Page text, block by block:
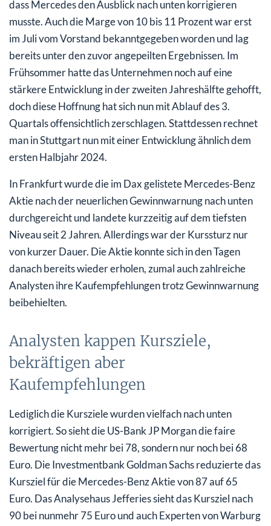
dass Mercedes den Ausblick nach unten korrigieren
musste. Auch die Marge von 10 bis 11 Prozent war erst
im Juli vom Vorstand bekanntgegeben worden und lag
bereits unter den zuvor angepeilten Ergebnissen. Im
Frühsommer hatte das Unternehmen noch auf eine
stärkere Entwicklung in der zweiten Jahreshälfte gehofft,
doch diese Hoffnung hat sich nun mit Ablauf des 3.
Quartals offensichtlich zerschlagen. Stattdessen rechnet
man in Stuttgart nun mit einer Entwicklung ähnlich dem
ersten Halbjahr 2024.
In Frankfurt wurde die im Dax gelistete Mercedes-Benz
Aktie nach der neuerlichen Gewinnwarnung nach unten
durchgereicht und landete kurzzeitig auf dem tiefsten
Niveau seit 2 Jahren. Allerdings war der Kurssturz nur
von kurzer Dauer. Die Aktie konnte sich in den Tagen
danach bereits wieder erholen, zumal auch zahlreiche
Analysten ihre Kaufempfehlungen trotz Gewinnwarnung
beibehielten.
Analysten kappen Kursziele,
bekräftigen aber
Kaufempfehlungen
Lediglich die Kursziele wurden vielfach nach unten
korrigiert. So sieht die US-Bank JP Morgan die faire
Bewertung nicht mehr bei 78, sondern nur noch bei 68
Euro. Die Investmentbank Goldman Sachs reduzierte das
Kursziel für die Mercedes-Benz Aktie von 87 auf 65
Euro. Das Analysehaus Jefferies sieht das Kursziel nach
90 bei nunmehr 75 Euro und auch Experten von Warburg